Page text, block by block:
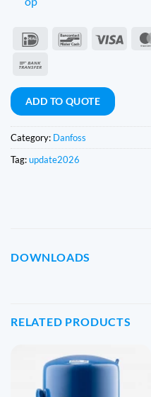
IDeal BancontactVisa
ADD TO QUOTE
Category: Danfoss
Tag:update2026
DOWNLOADS
RELATED PRODUCTS